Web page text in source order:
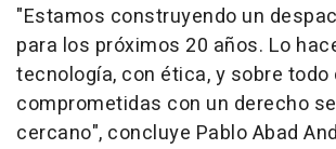
"Estamos construyendo un
para los próximos 20 años. Lo
tecnología, con ética, y sobre
comprometidas con un derecho
cercano", concluye Pablo Abad